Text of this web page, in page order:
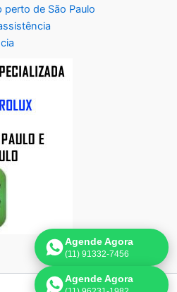
de São Paulo
Agende Agora
(11) 91332-7456
Agende Agora